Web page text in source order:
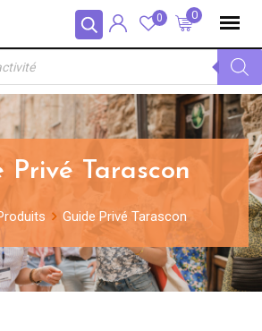
cookies 0
0
Privé Tarascon
Guide Privé Tarascon